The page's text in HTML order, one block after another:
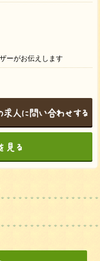
ーがお伝えします